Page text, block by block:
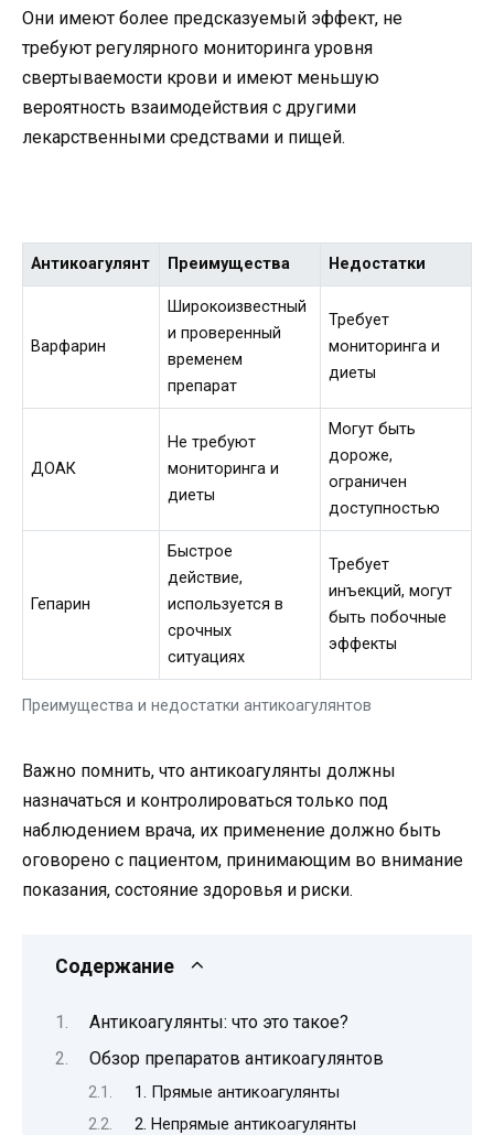
Они имеют более предсказуемый эффект, не
требуют регулярного мониторинга уровня
свертываемости крови и имеют меньшую
вероятность взаимодействия с другими
лекарственными средствами и пищей.
Преимущества и недостатки антикоагулянтов
Антикоагулянт Преимущества Недостатки
Варфарин
Широкоизвестный
и проверенный
временем
препарат
Требует
мониторинга и
диеты
ДОАК
Не требуют
мониторинга и
диеты
Могут быть
дороже,
ограничен
доступностью
Гепарин
Быстрое
действие,
используется в
срочных
ситуациях
Требует
инъекций, могут
быть побочные
эффекты
Важно помнить, что антикоагулянты должны
назначаться и контролироваться только под
наблюдением врача, их применение должно быть
оговорено с пациентом, принимающим во внимание
показания, состояние здоровья и риски.
Содержание
Антикоагулянты: что это такое?
Обзор препаратов антикоагулянтов
1. Прямые антикоагулянты
2. Непрямые антикоагулянты